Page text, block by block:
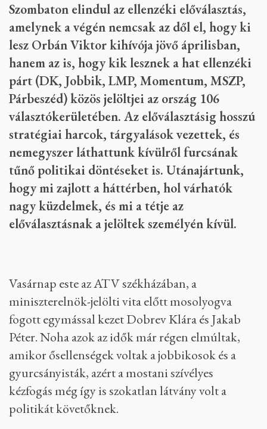
Szombaton elindul az ellenzéki előválasztás,
amelynek a végén nemcsak az dől el, hogy ki
lesz Orbán Viktor kihívója jövő áprilisban,
hanem az is, hogy kik lesznek a hat ellenzéki
párt (DK, Jobbik, LMP, Momentum, MSZP,
Párbeszéd) közös jelöltjei az ország 106
választókerületében. Az előválasztásig hosszú
stratégiai harcok, tárgyalások vezettek, és
nemegyszer láthattunk kívülről furcsának
tűnő politikai döntéseket is. Utánajártunk,
hogy mi zajlott a háttérben, hol várhatók
nagy küzdelmek, és mi a tétje az
előválasztásnak a jelöltek személyén kívül.
Vasárnap este az ATV székházában, a
miniszterelnök-jelölti vita előtt mosolyogva
fogott egymással kezet Dobrev Klára és Jakab
Péter. Noha azok az idők már régen elmúltak,
amikor ősellenségek voltak a jobbikosok és a
gyurcsányisták, azért a mostani szívélyes
kézfogás még így is szokatlan látvány volt a
politikát követőknek.